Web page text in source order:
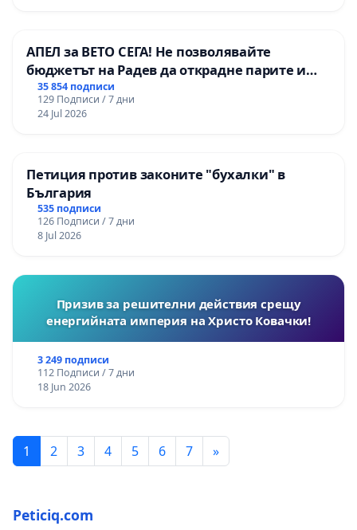
АПЕЛ за ВЕТО СЕГА! Не позволявайте
бюджетът на Радев да открадне парите и
правата ни в тъмното
35 854 подписи
129 Подписи / 7 дни
24 Jul 2026
Петиция против законите "бухалки" в
България
535 подписи
126 Подписи / 7 дни
8 Jul 2026
Призив за решителни действия срещу
енергийната империя на Христо Ковачки!
3 249 подписи
112 Подписи / 7 дни
18 Jun 2026
1 2 3 4 5 6 7 »
Peticiq.com